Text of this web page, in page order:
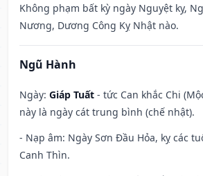
Không phạm bất kỳ ngày Nguyệt kỵ,
Nương, Dương Công Kỵ Nhật nào.
Ngũ Hành
Ngày: Giáp Tuất - tức Can khắc Chi
này là ngày cát trung bình (chế nhật).
- Nạp âm: Ngày Sơn Đầu Hỏa, kỵ các
Canh Thìn.